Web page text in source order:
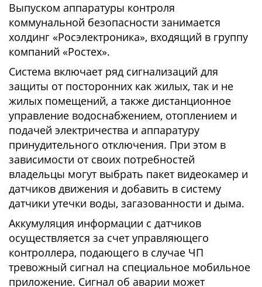
Выпуском аппаратуры контроля
коммунальной безопасности занимается
холдинг «Росэлектроника», входящий в группу
компаний «Ростех».
Система включает ряд сигнализаций для
защиты от посторонних как жилых, так и не
жилых помещений, а также дистанционное
управление водоснабжением, отоплением и
подачей электричества и аппаратуру
принудительного отключения. При этом в
зависимости от своих потребностей
владельцы могут выбрать пакет видеокамер и
датчиков движения и добавить в систему
датчики утечки воды, загазованности и дыма.
Аккумуляция информации с датчиков
осуществляется за счет управляющего
контроллера, подающего в случае ЧП
тревожный сигнал на специальное мобильное
приложение. Сигнал об аварии может